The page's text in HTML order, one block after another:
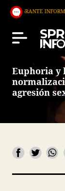
INFORMA
Euphoria y
agresión